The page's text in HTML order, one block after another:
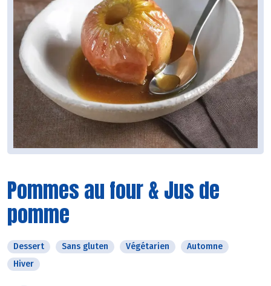
Pommes au four & Jus de
pomme
Dessert Sans gluten Végétarien
Automne
Hiver